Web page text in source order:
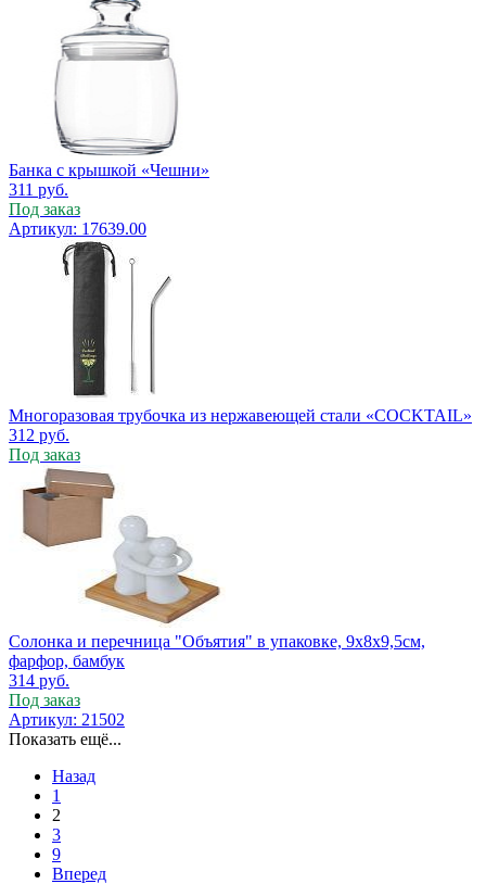
Банка с крышкой «Чешни»
311 руб.
Под заказ
Артикул: 17639.00
Многоразовая трубочка из нержавеющей стали «COCKTAIL»
312 руб.
Под заказ
Солонка и перечница "Объятия" в упаковке, 9х8х9,5см,
фарфор, бамбук
314 руб.
Под заказ
Артикул: 21502
Показать ещё...
Назад
1
2
3
9
Вперед